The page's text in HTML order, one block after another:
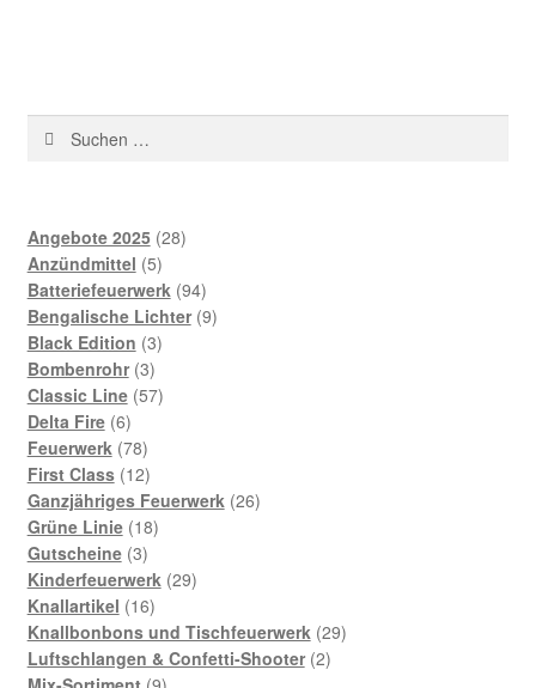
Suchen
Angebote 2025 2828
Anzündmittel 55
Produkte
Batteriefeuerwerk 9494
Produkte
Bengalische Lichter 99
Black Edition 33
Bombenrohr 33
Produkte
Classic Line 5757
Delta Fire 66
Produkte
Feuerwerk 7878
Produkte
First Class 1212
Produkte
Ganzjähriges Feuerwerk 2626
Grüne Linie 1818
Gutscheine 33
Produkte
Kinderfeuerwerk 2929
Knallartikel 1616
Produkte
Knallbonbons und Tischfeuerwerk 2929
Luftschlangen & Confetti-Shooter 22